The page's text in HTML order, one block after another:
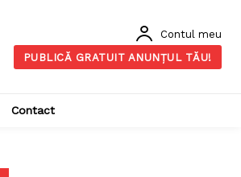
Contul meu
PUBLICĂ GRATUIT ANUNȚUL TĂU!
Contact